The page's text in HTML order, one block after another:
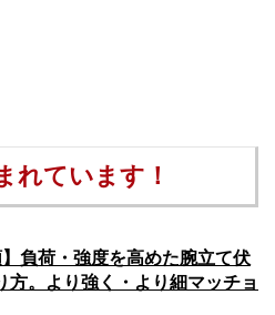
れています！
】負荷・強度を高めた腕立て伏
方。より強く・より細マッチョ